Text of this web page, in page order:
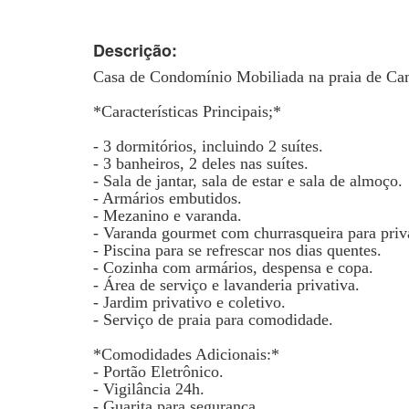
Descrição:
Casa de Condomínio Mobiliada na praia de
*Características Principais;*
- 3 dormitórios, incluindo 2 suítes.
- 3 banheiros, 2 deles nas suítes.
- Sala de jantar, sala de estar e sala de almoço.
- Armários embutidos.
- Mezanino e varanda.
- Varanda gourmet com churrasqueira para
- Piscina para se refrescar nos dias quentes.
- Cozinha com armários, despensa e copa.
- Área de serviço e lavanderia privativa.
- Jardim privativo e coletivo.
- Serviço de praia para comodidade.
*Comodidades Adicionais:*
- Portão Eletrônico.
- Vigilância 24h.